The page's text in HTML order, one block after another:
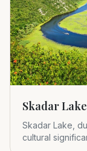
Skadar
Skadar Lake,
cultural